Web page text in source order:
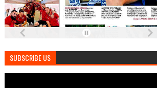
SUBSCRIBE US